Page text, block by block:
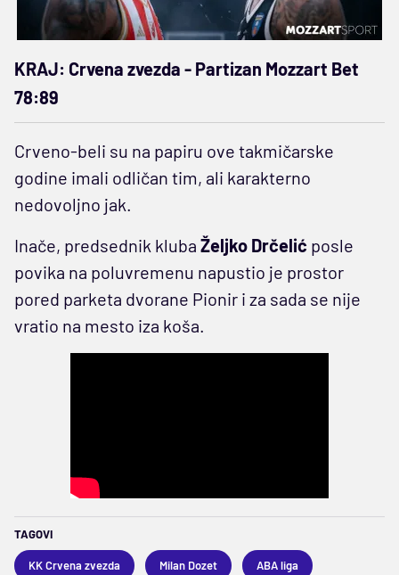
KRAJ: Crvena zvezda - Partizan Mozzart Bet
78:89
Crveno-beli su na papiru ove takmičarske
godine imali odličan tim, ali karakterno
nedovoljno jak.
Inače, predsednik kluba Željko Drčelić posle
povika na poluvremenu napustio je prostor
pored parketa dvorane Pionir i za sada se nije
vratio na mesto iza koša.
TAGOVI
KK Crvena zvezda Milan Dozet ABA liga